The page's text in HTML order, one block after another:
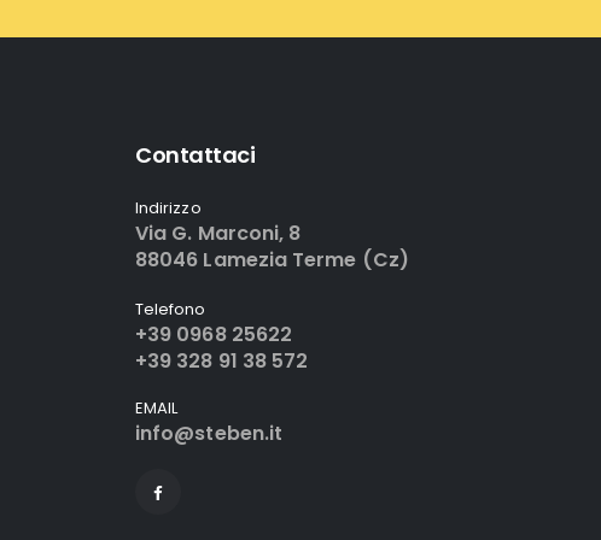
Contattaci
Indirizzo
Via G. Marconi, 8
88046 Lamezia Terme (Cz)
Telefono
+39 0968 25622
+39 328 91 38 572
EMAIL
info@steben.it